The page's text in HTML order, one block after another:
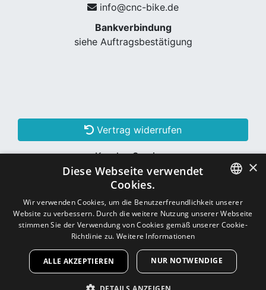
info@cnc-bike.de
Bankverbindung
siehe Auftragsbestätigung
Vertrag widerrufen
Kunden Services
Konto erstellen
Schon Kunde? Einloggen
Copyright © 2026 CNC - Online Shop
GERMAN
×
Diese Webseite verwendet
Cookies.
Wir verwenden Cookies, um die Benutzerfreundlichkeit unserer
Website zu verbessern. Durch die weitere Nutzung unserer Webseite
stimmen Sie der Verwendung von Cookies gemäß unserer Cookie-
Richtlinie zu. Weitere Informationen
ALLE AKZEPTIEREN NUR NOTWENDIGE